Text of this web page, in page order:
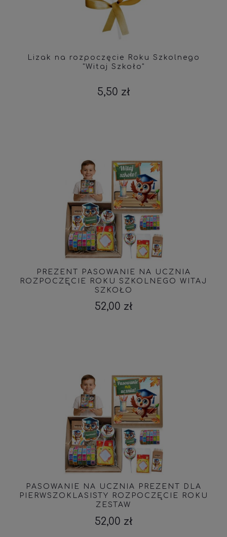
Lizak na rozpoczęcie Roku Szkolnego
"Witaj Szkoło"
5,50 zł
PREZENT PASOWANIE NA UCZNIA
ROZPOCZĘCIE ROKU SZKOLNEGO WITAJ
SZKOŁO
52,00 zł
PASOWANIE NA UCZNIA PREZENT DLA
PIERWSZOKLASISTY ROZPOCZĘCIE ROKU
ZESTAW
52,00 zł